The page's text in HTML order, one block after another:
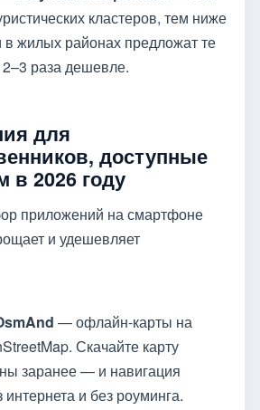
кластеров, тем ниже
жилых районах предложат те
раза дешевле.
для
доступные
в 2026 году
приложений на смартфоне
и удешевляет
— офлайн-карты на
Скачайте карту
заранее — и навигация
интернета и без роуминга.